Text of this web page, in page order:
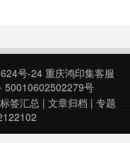
号-24重庆鸿印集客服
50010602502279号
标签汇总| 文章归档 | 专题